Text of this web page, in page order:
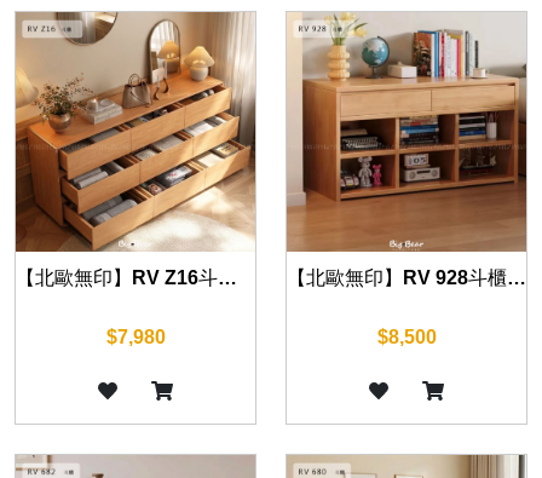
【北歐無印】RV Z16斗櫃 60/120/160/200cm
$7,980
【北歐無印】RV 928斗櫃 90cm
$8,500